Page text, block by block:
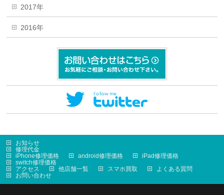
2017年
2016年
お知らせ
修理代金
iPhone修理価格
android修理価格
iPad修理価格
switch修理価格
アクセス
他店舗一覧 スマホ買取
よくある質問
お問い合わせ